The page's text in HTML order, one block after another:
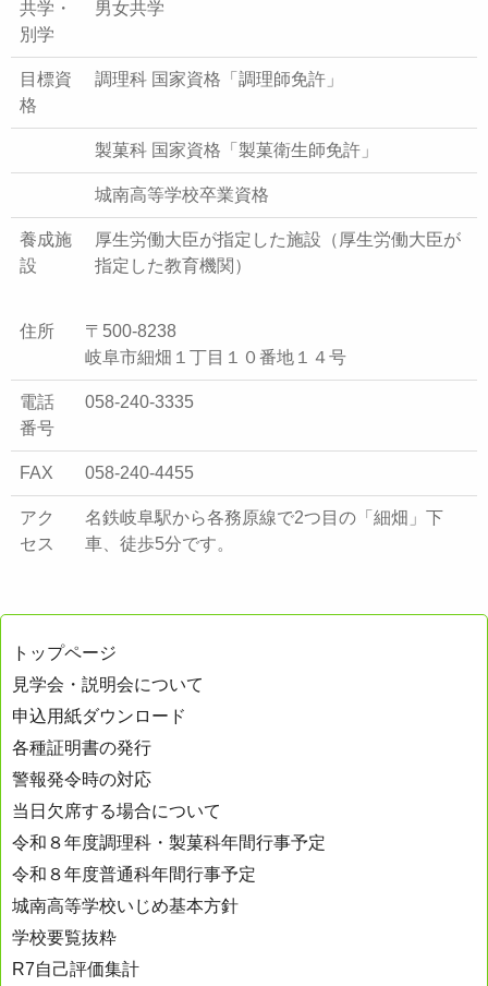
共学・
別学
男女共学
目標資
格
調理科 国家資格「調理師免許」
製菓科 国家資格「製菓衛生師免許」
城南高等学校卒業資格
養成施
設
厚生労働大臣が指定した施設（厚生労働大臣が
指定した教育機関）
住所
〒500-8238
岐阜市細畑１丁目１０番地１４号
電話
番号
058-240-3335
FAX 058-240-4455
アク
セス
名鉄岐阜駅から各務原線で2つ目の「細畑」下
車、徒歩5分です。
トップページ
見学会・説明会について
申込用紙ダウンロード
各種証明書の発行
警報発令時の対応
当日欠席する場合について
令和８年度調理科・製菓科年間行事予定
令和８年度普通科年間行事予定
城南高等学校いじめ基本方針
学校要覧抜粋
R7自己評価集計